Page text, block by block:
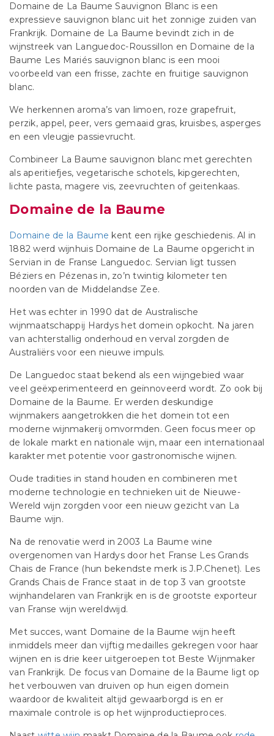
Domaine de La Baume Sauvignon Blanc is een
expressieve sauvignon blanc uit het zonnige zuiden van
Frankrijk. Domaine de La Baume bevindt zich in de
wijnstreek van Languedoc-Roussillon en Domaine de la
Baume Les Mariés sauvignon blanc is een mooi
voorbeeld van een frisse, zachte en fruitige sauvignon
blanc.
We herkennen aroma’s van limoen, roze grapefruit,
perzik, appel, peer, vers gemaaid gras, kruisbes, asperges
en een vleugje passievrucht.
Combineer La Baume sauvignon blanc met gerechten
als aperitiefjes, vegetarische schotels, kipgerechten,
lichte pasta, magere vis, zeevruchten of geitenkaas.
Domaine de la Baume
Domaine de la Baume kent een rijke geschiedenis. Al in
1882 werd wijnhuis Domaine de La Baume opgericht in
Servian in de Franse Languedoc. Servian ligt tussen
Béziers en Pézenas in, zo’n twintig kilometer ten
noorden van de Middelandse Zee.
Het was echter in 1990 dat de Australische
wijnmaatschappij Hardys het domein opkocht. Na jaren
van achterstallig onderhoud en verval zorgden de
Australiërs voor een nieuwe impuls.
De Languedoc staat bekend als een wijngebied waar
veel geëxperimenteerd en geïnnoveerd wordt. Zo ook bij
Domaine de la Baume. Er werden deskundige
wijnmakers aangetrokken die het domein tot een
moderne wijnmakerij omvormden. Geen focus meer op
de lokale markt en nationale wijn, maar een internationaal
karakter met potentie voor gastronomische wijnen.
Oude tradities in stand houden en combineren met
moderne technologie en technieken uit de Nieuwe-
Wereld wijn zorgden voor een nieuw gezicht van La
Baume wijn.
Na de renovatie werd in 2003 La Baume wine
overgenomen van Hardys door het Franse Les Grands
Chais de France (hun bekendste merk is J.P.Chenet). Les
Grands Chais de France staat in de top 3 van grootste
wijnhandelaren van Frankrijk en is de grootste exporteur
van Franse wijn wereldwijd.
Met succes, want Domaine de la Baume wijn heeft
inmiddels meer dan vijftig medailles gekregen voor haar
wijnen en is drie keer uitgeroepen tot Beste Wijnmaker
van Frankrijk. De focus van Domaine de la Baume ligt op
het verbouwen van druiven op hun eigen domein
waardoor de kwaliteit altijd gewaarborgd is en er
maximale controle is op het wijnproductieproces.